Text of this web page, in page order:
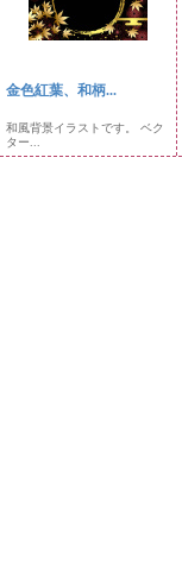
金色紅葉、和柄...
和風背景イラストです。 ベク
ター...